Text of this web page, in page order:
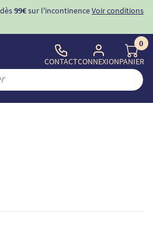
99€sur l'incontinenceVoir conditions
CONTACTCONNEXION
0
PANIER